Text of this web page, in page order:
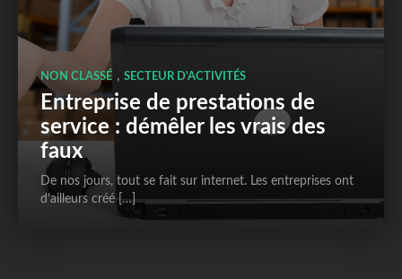
NON CLASSÉ , SECTEUR D'ACTIVITÉS
Entreprise de prestations de
service : démêler les vrais des
faux
De nos jours, tout se fait sur internet. Les entreprises ont
d’ailleurs créé […]